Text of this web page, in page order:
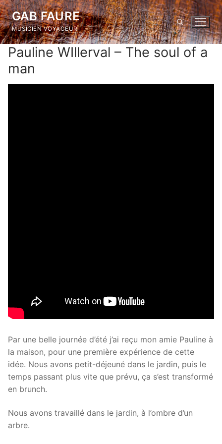
Skip
to
content
GAB FAURE
MUSICIEN VOYAGEUR
Pauline WIllerval – The soul of a
man
Par une belle journée d’été j’ai reçu mon amie Pauline à
la maison, pour une première expérience de cette
idée. Nous avons petit-déjeuné dans le jardin, puis le
temps passant plus vite que prévu, ça s’est transformé
en brunch.
Nous avons travaillé dans le jardin, à l’ombre d’un
arbre.